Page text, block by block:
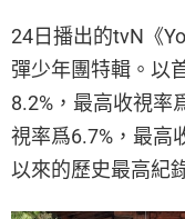
24日播出的tvN《
彈少年團特輯。以
8.2%，最高收視率
視率爲6.7%，最高
以來的歷史最高紀